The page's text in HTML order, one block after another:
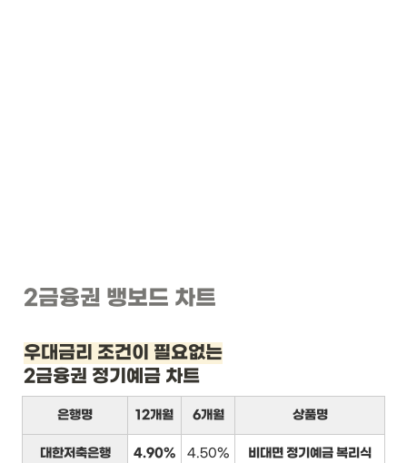
2금융권 뱅보드 차트
우대금리 조건이 필요없는
2금융권 정기예금 차트
은행명 12개월 6개월 상품명
대한저축은행 4.90% 4.50% 비대면 정기예금 복리식